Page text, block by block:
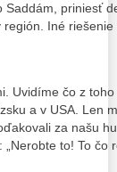
Saddám, priniesť
Iné
Uvidíme čo z
a v USA. Len
za našu
to! To čo